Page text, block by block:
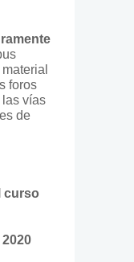
foros
las vías
de
curso